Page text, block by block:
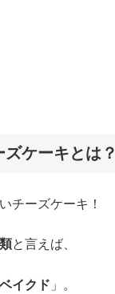
ケーキとは？
チーズケーキ！
と言えば、
ベイクド 」。